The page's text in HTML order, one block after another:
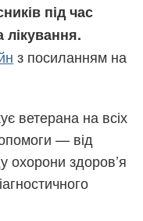
під час
з посиланням на
ветерана на всіх
— від
охорони здоров’я